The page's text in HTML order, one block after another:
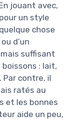
jouant avec,
un style
chose
d’un
mais suffisant
: lait,
contre, il
ratés au
et les bonnes
aide un peu,